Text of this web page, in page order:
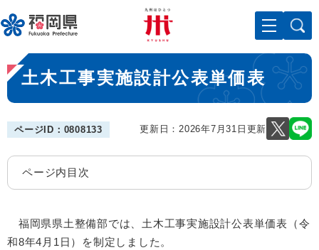
ー
ジ
先
頭
で
メニューを飛ばして本文へ
本
文
土木工事実施設計公表単価表
ページID：0808133 更新日：2026年7月31日更新
ページ内目次
福岡県県土整備部では、土木工事実施設計公表単価表（令
和8年4月1日）を制定しました。